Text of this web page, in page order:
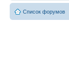
Список форумов